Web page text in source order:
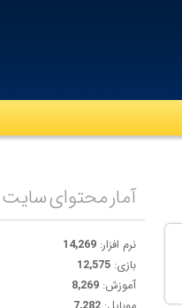
آمار محتوای سایت
نرم افزار: 14,269
بازی: 12,575
آموزش: 8,269